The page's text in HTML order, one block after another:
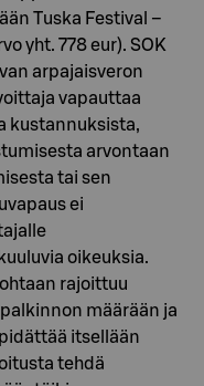
Tuska Festival –
yht. 778 eur). SOK
arpajaisveron
vapauttaa
kustannuksista,
arvontaan
tai sen
ei
oikeuksia.
rajoittuu
määrään ja
itsellään
tehdä